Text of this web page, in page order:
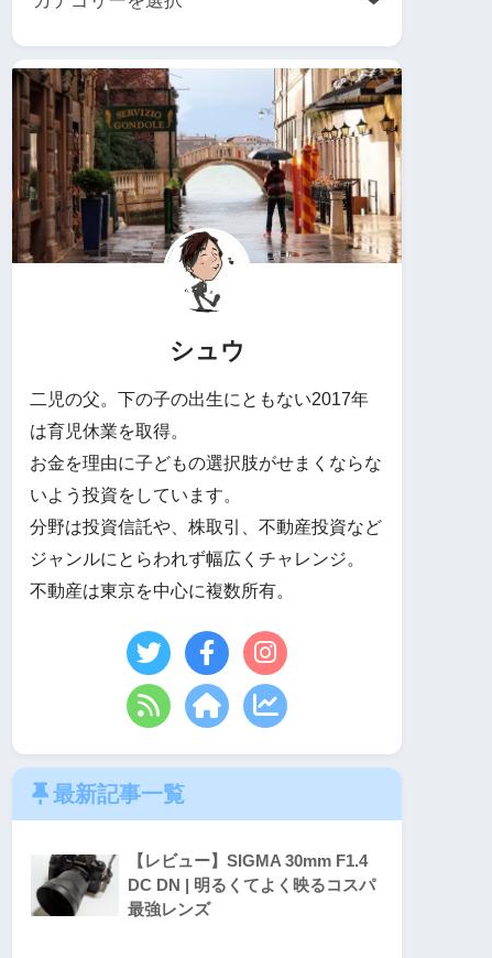
シュウ
二児の父。下の子の出生にともない2017年
は育児休業を取得。
お金を理由に子どもの選択肢がせまくならな
いよう投資をしています。
分野は投資信託や、株取引、不動産投資など
ジャンルにとらわれず幅広くチャレンジ。
不動産は東京を中心に複数所有。
最新記事一覧
【レビュー】SIGMA 30mm F1.4
DC DN | 明るくてよく映るコスパ
最強レンズ